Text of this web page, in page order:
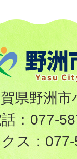
県野洲市
： 077-
ス：